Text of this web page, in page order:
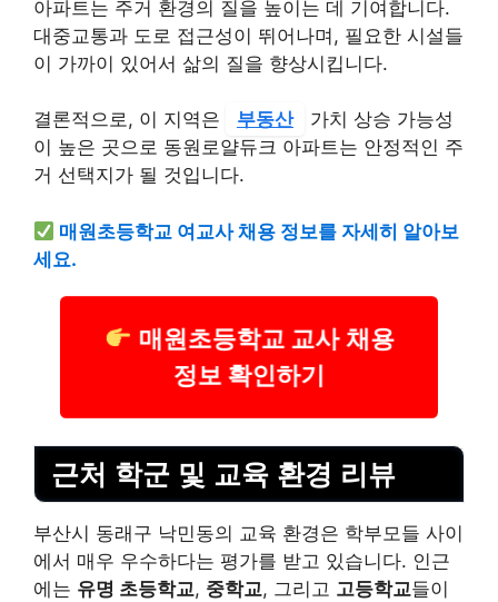
아파트는 주거 환경의 질을 높이는 데 기여합니다.
대중교통과 도로 접근성이 뛰어나며, 필요한 시설들
이 가까이 있어서 삶의 질을 향상시킵니다.
결론적으로, 이 지역은 부동산
가치 상승 가능성
이 높은 곳으로 동원로얄듀크 아파트는 안정적인 주
거 선택지가 될 것입니다.
매원초등학교 여교사 채용 정보를 자세히 알아보
세요.
매원초등학교 교사 채용
정보 확인하기
근처 학군 및 교육 환경 리뷰
부산시 동래구 낙민동의 교육 환경은 학부모들 사이
에서 매우 우수하다는 평가를 받고 있습니다. 인근
에는 유명 초등학교, 중학교, 그리고 고등학교들이